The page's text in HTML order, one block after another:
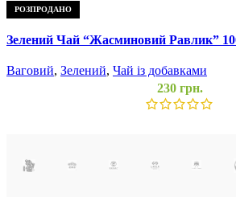
РОЗПРОДАНО
Зелений Чай “Жасминовий Равлик”
Ваговий, Зелений, Чай із добавками
230грн.
Додати до списку бажань